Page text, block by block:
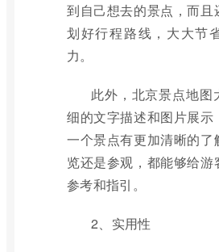
到自己想去的景点，而且
划好行程路线，大大节
力。
此外，北京景点地图
细的文字描述和图片展示
一个景点有更加清晰的了
览还是参观，都能够给游
参考和指引。
2、实用性